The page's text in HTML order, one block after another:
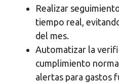
Realizar
tiempo real,
del mes.
Automatizar la
cumplimiento
alertas para gastos